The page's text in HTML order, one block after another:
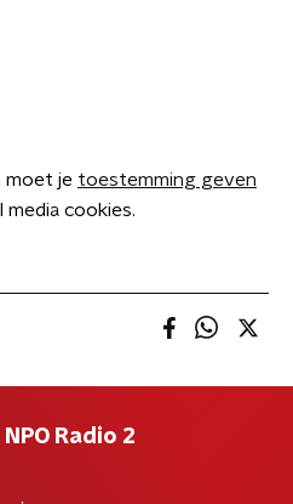
moet je toestemming geven
media cookies.
Radio 2